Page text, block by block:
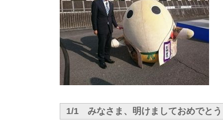
1/1 みなさま、明けましておめでと